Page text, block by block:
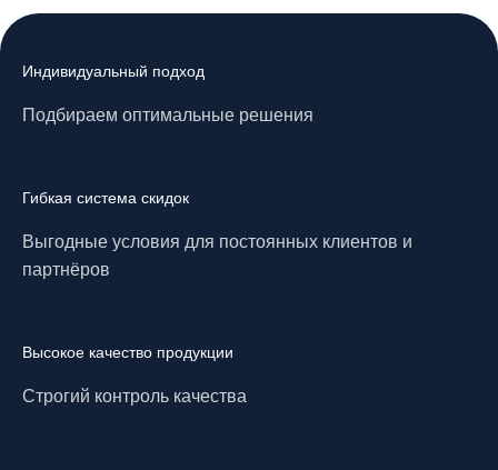
Индивидуальный подход
Подбираем оптимальные решения
Гибкая система скидок
Выгодные условия для постоянных клиентов и
партнёров
Высокое качество продукции
Строгий контроль качества